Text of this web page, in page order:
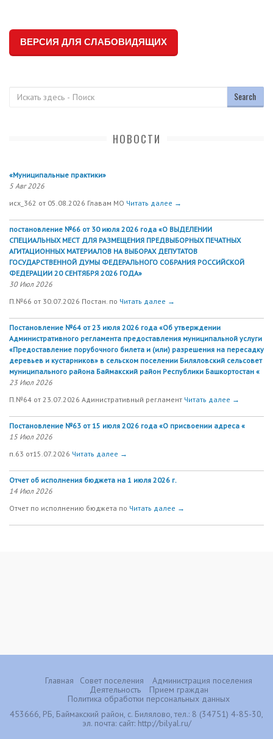
ВЕРСИЯ ДЛЯ СЛАБОВИДЯЩИХ
НОВОСТИ
«Муниципальные практики»
5 Авг 2026
исх_362 от 05.08.2026 Главам МО Читать далее →
постановление №66 от 30 июля 2026 года «О ВЫДЕЛЕНИИ
СПЕЦИАЛЬНЫХ МЕСТ ДЛЯ РАЗМЕЩЕНИЯ ПРЕДВЫБОРНЫХ ПЕЧАТНЫХ
АГИТАЦИОННЫХ МАТЕРИАЛОВ НА ВЫБОРАХ ДЕПУТАТОВ
ГОСУДАРСТВЕННОЙ ДУМЫ ФЕДЕРАЛЬНОГО СОБРАНИЯ РОССИЙСКОЙ
ФЕДЕРАЦИИ 20 СЕНТЯБРЯ 2026 ГОДА»
30 Июл 2026
П.№66 от 30.07.2026 Постан. по Читать далее →
Постановление №64 от 23 июля 2026 года «Об утверждении
Административного регламента предоставления муниципальной услуги
«Предоставление порубочного билета и (или) разрешения на пересадку
деревьев и кустарников» в сельском поселении Биляловский сельсовет
муниципального района Баймакский район Республики Башкортостан «
23 Июл 2026
П.№64 от 23.07.2026 Адинистративный регламент Читать далее →
Постановление №63 от 15 июля 2026 года «О присвоении адреса «
15 Июл 2026
п.63 от15.07.2026 Читать далее →
Отчет об исполнения бюджета на 1 июля 2026 г.
14 Июл 2026
Отчет по исполнению бюджета по Читать далее →
Главная Совет поселения
Администрация поселения
Деятельность
Прием граждан
Политика обработки персональных данных
453666, РБ, Баймакский район, с. Билялово, тел.: 8 (34751) 4-85-30,
эл. почта: сайт: http://bilyal.ru/